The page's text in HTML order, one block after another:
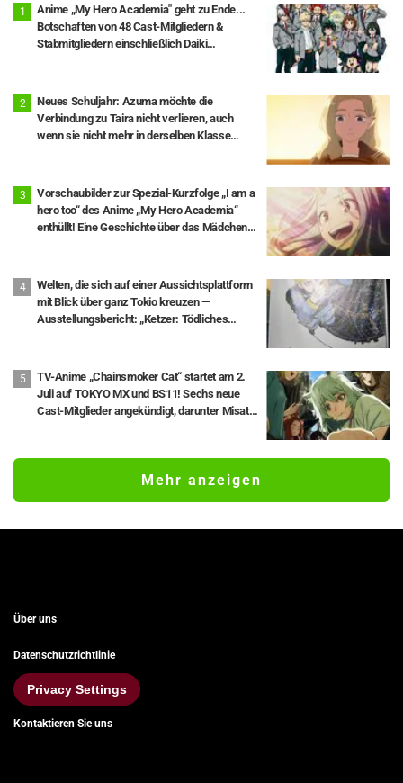
Anime „My Hero Academia" geht zu Ende...
Botschaften von 48 Cast-Mitgliedern &
Stabmitgliedern einschließlich Daiki
Neues Schuljahr: Azuma möchte die
Verbindung zu Taira nicht verlieren, auch
wenn sie nicht mehr in derselben Klasse
veröffentlicht
Vorschaubilder zur Spezial-Kurzfolge „I am a
hero too“ des Anime „My Hero Academia“
enthüllt! Eine Geschichte über das Mädchen
Welten, die sich auf einer Aussichtsplattform
mit Blick über ganz Tokio kreuzen —
Ausstellungsbericht: „Ketzer: Tödliches
TV-Anime „Chainsmoker Cat“ startet am 2.
Juli auf TOKYO MX und BS11! Sechs neue
Cast-Mitglieder angekündigt, darunter Misato
Mehr anzeigen
Über uns
Datenschutzrichtlinie
Privacy Settings
Kontaktieren Sie uns